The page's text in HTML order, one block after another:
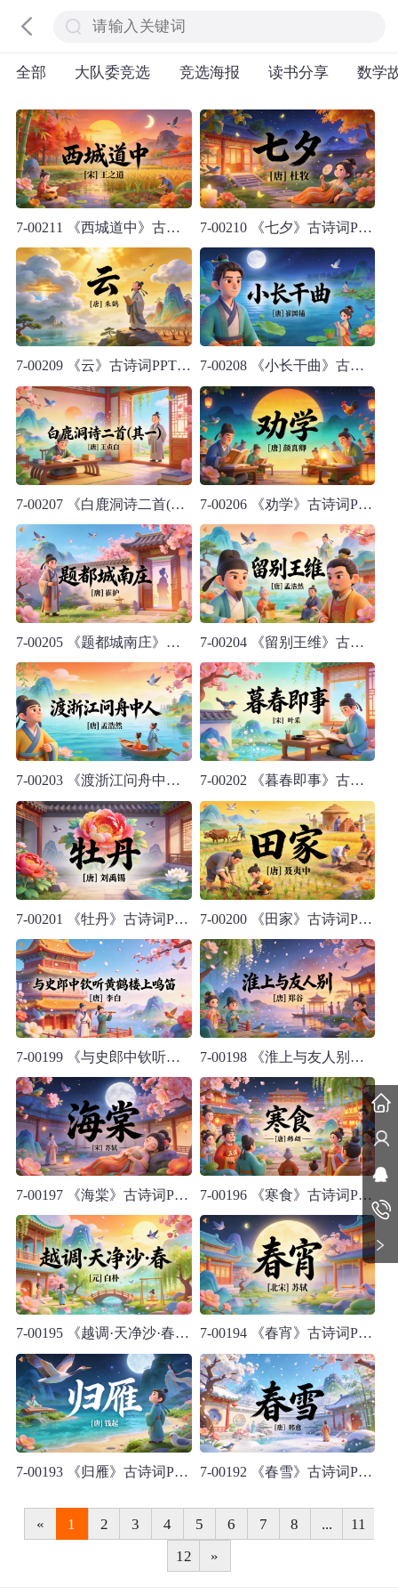
全部 大队委竞选 竞选海报 读书分享 数学
7-00211 《西城道中》古诗词PPT模板 7-00210 《七夕》古诗词PPT模板
7-00209 《云》古诗词PPT模板 7-00208 《小长干曲》古诗词PPT模板
7-00207 《白鹿洞诗二首(其一)》古诗词PPT模板 7-00206 《劝学》古诗词PPT模板
7-00205 《题都城南庄》古诗词PPT模板 7-00204 《留别王维》古诗词PPT模板
7-00203 《渡浙江问舟中人》古诗词PPT模板 7-00202 《暮春即事》古诗词PPT模板
7-00201 《牡丹》古诗词PPT模板 7-00200 《田家》古诗词PPT模板
7-00199 《与史郎中钦听黄鹤楼上鸣笛》古诗词PPT模板 7-00198 《淮上与友人别》古诗词PPT模板
7-00197 《海棠》古诗词PPT模板 7-00196 《寒食》古诗词PPT模板
7-00195 《越调·天净沙·春》古诗词PPT模板 7-00194 《春宵》古诗词PPT模板
7-00193 《归雁》古诗词PPT模板 7-00192 《春雪》古诗词PPT模板
« 1 2 3 4 5 6 7 8 ...
11
12
»